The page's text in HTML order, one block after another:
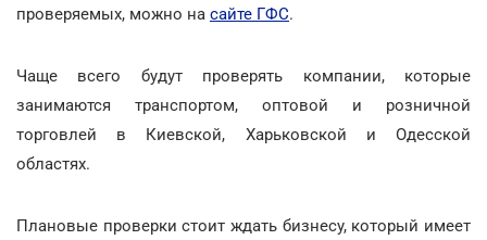
проверяемых, можно на сайте ГФС.
Чаще всего будут проверять компании, которые
занимаются транспортом, оптовой и розничной
торговлей в Киевской, Харьковской и Одесской
областях.
Плановые проверки стоит ждать бизнесу, который имеет